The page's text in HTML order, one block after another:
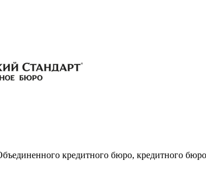
кредитного бюро, кредитного